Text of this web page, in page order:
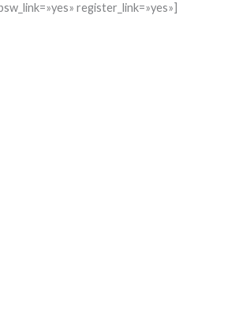
register_link=»yes»]